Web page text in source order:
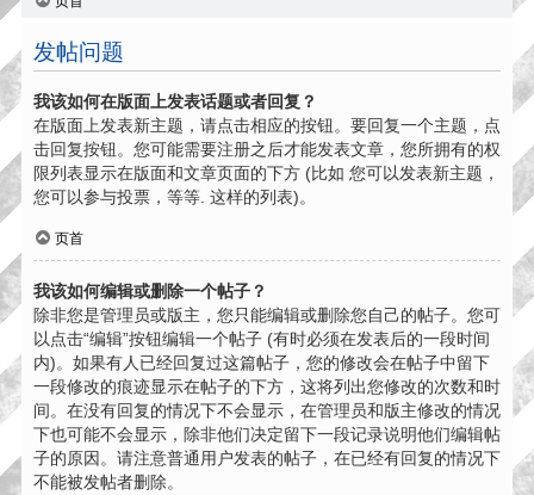
发帖问题
我该如何在版面上发表话题或者回复？
在版面上发表新主题，请点击相应的按钮。要回复一个主题，点
击回复按钮。您可能需要注册之后才能发表文章，您所拥有的权
限列表显示在版面和文章页面的下方 (比如 您可以发表新主题，
您可以参与投票，等等. 这样的列表)。
页首
我该如何编辑或删除一个帖子？
除非您是管理员或版主，您只能编辑或删除您自己的帖子。您可
以点击“编辑”按钮编辑一个帖子 (有时必须在发表后的一段时间
内)。如果有人已经回复过这篇帖子，您的修改会在帖子中留下
一段修改的痕迹显示在帖子的下方，这将列出您修改的次数和时
间。在没有回复的情况下不会显示，在管理员和版主修改的情况
下也可能不会显示，除非他们决定留下一段记录说明他们编辑帖
子的原因。请注意普通用户发表的帖子，在已经有回复的情况下
不能被发帖者删除。